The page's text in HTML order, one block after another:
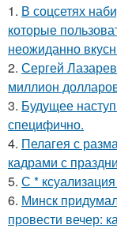
1. В соцсетях
которые
неожиданно
2. Сергей
миллион
3. Будущее
специфично.
4. Пелагея с
кадрами с
5. С *
6. Минск
провести вечер: